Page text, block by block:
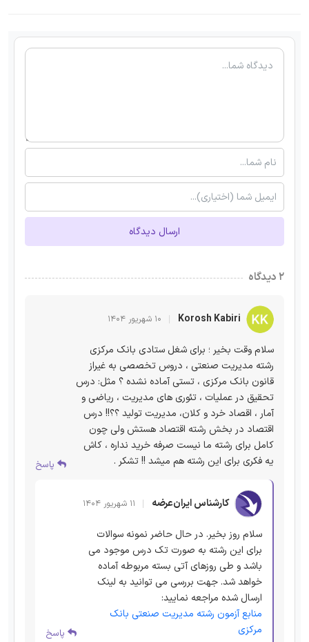
ارسال دیدگاه
۲ دیدگاه
Korosh Kabiri ۱۰ شهریور ۱۴۰۴
سلام وقت بخیر ؛ برای شغل ستادی بانک مرکزی
رشته مدیریت صنعتی ، دروس تخصصی به غیراز
قانون بانک مرکزی ، تستی آماده نشده ؟ مثل: درس
تحقیق در عملیات ، تئوری های مدیریت ، ریاضی و
آمار ، اقصاد خرد و کلان، مدیریت تولید ؟؟!! درس
اقتصاد در بخش رشته اقتصاد هستش ولی چون
کامل برای رشته ما نیست صرفه خرید نداره ، کاش
یه فکری برای این رشته هم میشد !! تشکر .
پاسخ
کارشناس ایران‌عرضه ۱۱ شهریور ۱۴۰۴
سلام روز بخیر. در حال حاضر نمونه سوالات
برای این رشته به صورت تک درس موجود می
باشد و طی روزهای آتی بسته مربوطه آماده
خواهد شد. جهت بررسی می توانید به لینک
ارسال شده مراجعه نمایید:
منابع آزمون رشته مدیریت صنعتی بانک
مرکزی
پاسخ